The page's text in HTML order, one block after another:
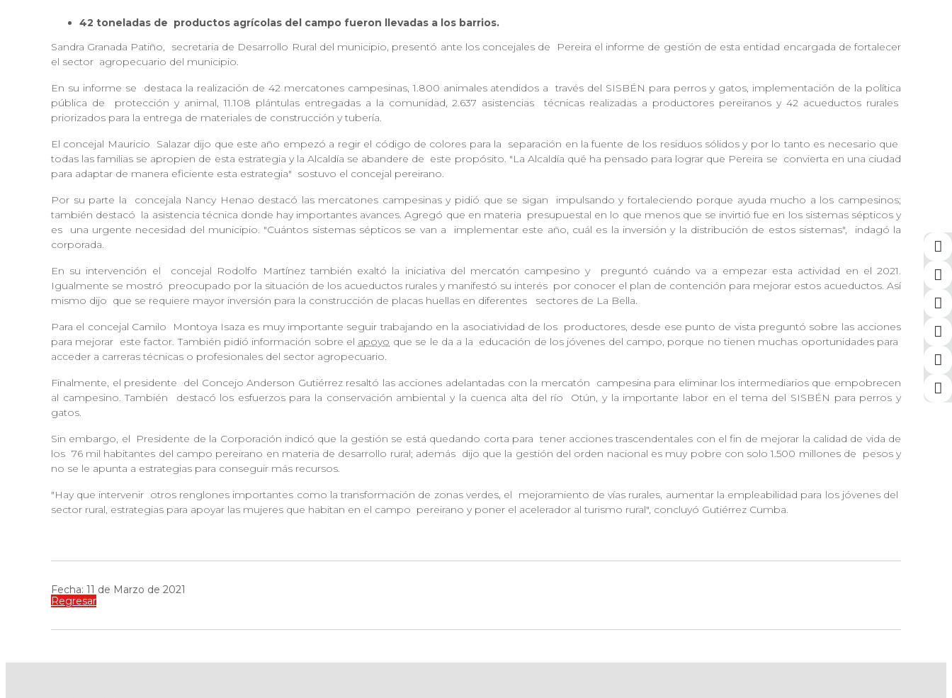
42 toneladas de productos agrícolas del campo fueron llevadas a los barrios.
Sandra Granada Patiño,
secretaria de Desarrollo Rural del municipio, presentó ante los concejales de
Pereira el informe de gestión de esta entidad encargada de fortalecer
el sector agropecuario del municipio.
En su informe se destaca la realización de 42 mercatones campesinas, 1.800 animales atendidos a
través del SISBÉN para perros y gatos, implementación de la política
pública de
protección y animal, 11.108 plántulas entregadas a la comunidad, 2.637 asistencias
técnicas realizadas a productores pereiranos y 42 acueductos rurales
priorizados para la entrega de materiales de construcción y tubería.
El concejal Mauricio Salazar dijo que este año empezó a regir el código de colores para la
separación en la fuente de los residuos sólidos y por lo tanto es necesario que
todas las familias se apropien de esta estrategia y la Alcaldía se abandere de este propósito. "La Alcaldía qué ha pensado para lograr que Pereira se convierta en una ciudad
para adaptar de manera eficiente esta estrategia" sostuvo el concejal pereirano.
Por su parte la concejala Nancy Henao destacó las mercatones campesinas y pidió que se sigan
impulsando y fortaleciendo porque ayuda mucho a los campesinos;
también destacó la asistencia técnica donde hay importantes avances. Agregó que en materia presupuestal en lo que menos que se invirtió fue en los sistemas sépticos y
es
una urgente necesidad del municipio. "Cuántos sistemas sépticos se van a implementar este año, cuál es la inversión y la distribución de estos sistemas",
indagó la
corporada.
En su intervención el concejal Rodolfo Martínez también exaltó la iniciativa del mercatón campesino y
preguntó cuándo va a empezar esta actividad en el 2021.
Igualmente se mostró preocupado por la situación de los acueductos rurales y manifestó su interés por conocer el plan de contención para mejorar estos acueductos. Así
mismo dijo que se requiere mayor inversión para la construcción de placas huellas en diferentes sectores de La Bella.
Para el concejal Camilo Montoya Isaza es muy importante seguir trabajando en la asociatividad de los productores, desde ese punto de vista preguntó sobre las acciones
para mejorar este factor. También pidió información sobre el apoyo que se le da a la educación de los jóvenes del campo, porque no tienen muchas oportunidades para
acceder a carreras técnicas o profesionales del sector agropecuario.
Finalmente, el presidente del Concejo Anderson Gutiérrez resaltó las acciones adelantadas con la mercatón
campesina para eliminar los intermediarios que empobrecen
al campesino. También
destacó los esfuerzos para la conservación ambiental y la cuenca alta del río
Otún, y la importante labor en el tema del SISBÉN para perros y
gatos.
Sin embargo, el Presidente de la Corporación indicó que la gestión se está quedando corta para tener acciones trascendentales con el fin de mejorar la calidad de vida de
los 76 mil habitantes del campo pereirano en materia de desarrollo rural; además dijo que la gestión del orden nacional es muy pobre con solo 1.500 millones de
pesos y
no se le apunta a estrategias para conseguir más recursos.
"Hay que intervenir otros renglones importantes como la transformación de zonas verdes, el
mejoramiento de vías rurales, aumentar la empleabilidad para los jóvenes del
sector rural, estrategias para apoyar las mujeres que habitan en el campo pereirano y poner el acelerador al turismo rural", concluyó Gutiérrez Cumba.
Fecha: 11 de Marzo de 2021
Regresar